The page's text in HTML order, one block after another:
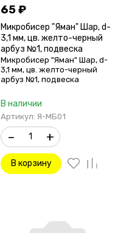
65₽
Микробисер "Яман" Шар, d-
3,1 мм, цв. желто-черный
арбуз №1, подвеска
короткая (уп. 12 шт.)
Микробисер "Яман" Шар, d-
3,1 мм, цв. желто-черный
арбуз №1, подвеска
В наличии
Артикул: Я-МБ01
– +
В корзину